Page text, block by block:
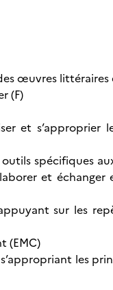
œuvres littéraires
(F)
et s’approprier
spécifiques
et échanger
sur les
(EMC)
les